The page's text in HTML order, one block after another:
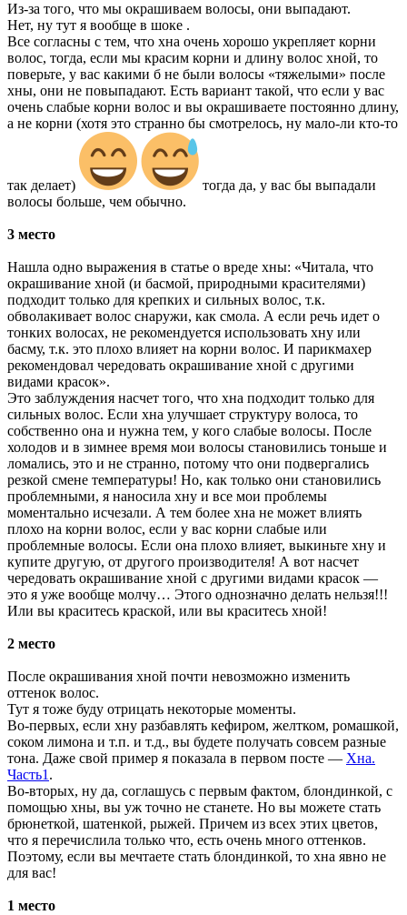
Из-за того, что мы окрашиваем волосы, они выпадают.
Нет, ну тут я вообще в шоке .
Все согласны с тем, что хна очень хорошо укрепляет корни
волос, тогда, если мы красим корни и длину волос хной, то
поверьте, у вас какими б не были волосы «тяжелыми» после
хны, они не повыпадают. Есть вариант такой, что если у вас
очень слабые корни волос и вы окрашиваете постоянно длину,
а не корни (хотя это странно бы смотрелось, ну мало-ли кто-то
так делает)
тогда да, у вас бы выпадали
волосы больше, чем обычно.
3 место
Нашла одно выражения в статье о вреде хны: «Читала, что
окрашивание хной (и басмой, природными красителями)
подходит только для крепких и сильных волос, т.к.
обволакивает волос снаружи, как смола. А если речь идет о
тонких волосах, не рекомендуется использовать хну или
басму, т.к. это плохо влияет на корни волос. И парикмахер
рекомендовал чередовать окрашивание хной с другими
видами красок».
Это заблуждения насчет того, что хна подходит только для
сильных волос. Если хна улучшает структуру волоса, то
собственно она и нужна тем, у кого слабые волосы. После
холодов и в зимнее время мои волосы становились тоньше и
ломались, это и не странно, потому что они подвергались
резкой смене температуры! Но, как только они становились
проблемными, я наносила хну и все мои проблемы
моментально исчезали. А тем более хна не может влиять
плохо на корни волос, если у вас корни слабые или
проблемные волосы. Если она плохо влияет, выкиньте хну и
купите другую, от другого производителя! А вот насчет
чередовать окрашивание хной с другими видами красок —
это я уже вообще молчу… Этого однозначно делать нельзя!!!
Или вы краситесь краской, или вы краситесь хной!
2 место
После окрашивания хной почти невозможно изменить
оттенок волос.
Тут я тоже буду отрицать некоторые моменты.
Во-первых, если хну разбавлять кефиром, желтком, ромашкой,
соком лимона и т.п. и т.д., вы будете получать совсем разные
тона. Даже свой пример я показала в первом посте — Хна.
Часть1.
Во-вторых, ну да, соглашусь с первым фактом, блондинкой, с
помощью хны, вы уж точно не станете. Но вы можете стать
брюнеткой, шатенкой, рыжей. Причем из всех этих цветов,
что я перечислила только что, есть очень много оттенков.
Поэтому, если вы мечтаете стать блондинкой, то хна явно не
для вас!
1 место